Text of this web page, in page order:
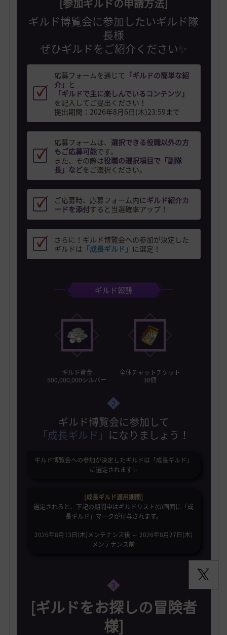
[参加ギルドの申請方法]
ギルド博覧会に参加したいギルド隊
長様
ぜひギルドをご紹介ください✨
応募フォームを通じて 「ギルドの簡単な紹
介」 と
「ギルドで主に楽しんでいるコンテンツ」
を記入してご提出ください！
提出期間：2026年8月6日(木)23:59まで
応募フォームは、 選択できる役職以外の方
もご応募可能です。
また、その際は役職の選択項目で「副隊
長」などをご選択ください。
ご応募時、応募フォーム内にギルド紹介カ
ードを添付すると当選確率アップ！
さらに！ギルド博覧会への参加が決定した
ギルドは 「成長ギルド」 に選定！
ギルド報酬
ギルド資金
500,000,000シルバー
全体チャットチケット
30個
2
ギルド博覧会に参加して
「成長ギルド」 になりましょう！
ギルド博覧会への参加が決定したギルドは「成長ギルド」
に選定されます✨️
[成長ギルド適用期間]
選定されると、下記の期間中はギルドリスト(G)画面に「成
長ギルド」マークが付与されます。
2026年8月13日(木)メンテナンス後 ～ 2026年8月27日(木)
メンテナンス前
3
[ギルドをお探しの冒険者
様]